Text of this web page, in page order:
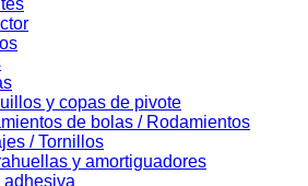
y copas de pivote
de bolas / Rodamientos
/ Tornillos
y amortiguadores
adhesiva